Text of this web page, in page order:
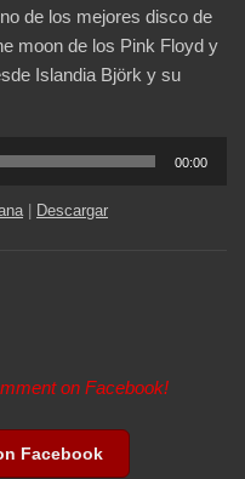
de los mejores disco de
moon de los Pink Floyd y
Islandia Björk y su
00:00
Descargar
on Facebook!
Facebook